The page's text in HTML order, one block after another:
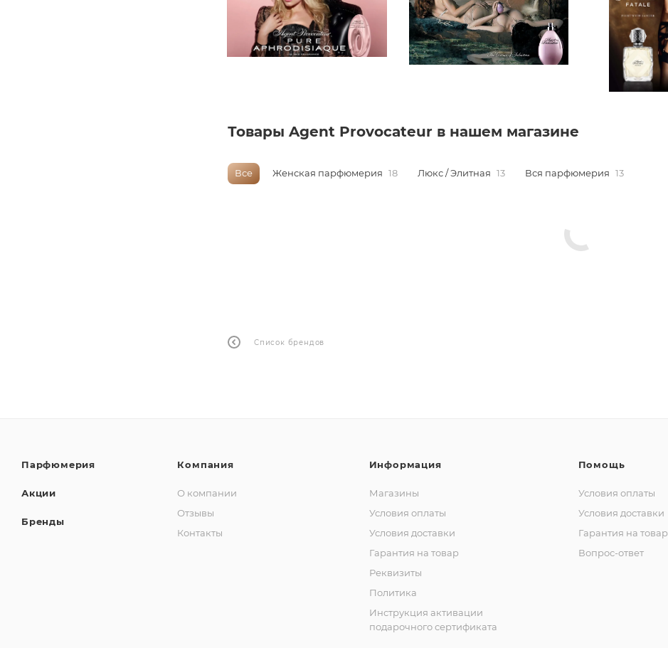
Товары Agent Provocateur в нашем магазине
Все Женская парфюмерия 18 Люкс / Элитная 13 Вся парфюмерия 13
Список брендов
Парфюмерия
Акции
Бренды
Компания
О компании
Отзывы
Контакты
Информация
Магазины
Условия оплаты
Условия доставки
Гарантия на товар
Реквизиты
Политика
Инструкция активации
подарочного сертификата
Помощь
Условия оплаты
Условия доставки
Гарантия на товар
Вопрос-ответ